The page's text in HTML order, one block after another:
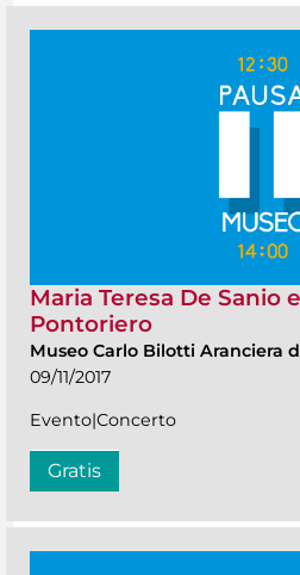
Maria Teresa De Sanio
Pontoriero
Museo Carlo Bilotti Aranciera
09/11/2017
Evento|Concerto
Gratis